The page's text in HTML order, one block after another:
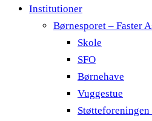
Institutioner
Børnesporet – Faster
Skole
SFO
Børnehave
Vuggestue